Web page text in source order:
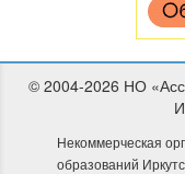
© 2004-2026 НО
Некоммерческая
образований